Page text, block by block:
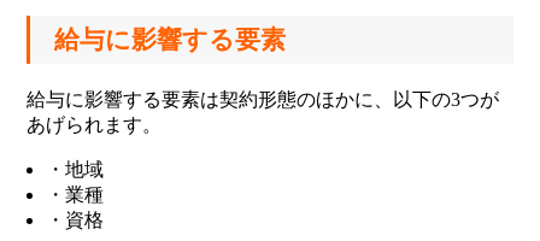
給与に影響する要素
給与に影響する要素は契約形態のほかに、以下の3つが
あげられます。
・地域
・業種
・資格